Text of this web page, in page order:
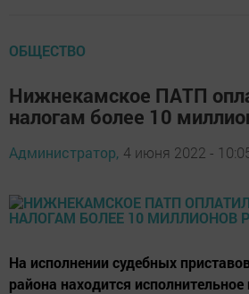
ОБЩЕСТВО
Нижнекамское ПАТП
налогам более 10
Администратор, 4 июня 2022 -
На исполнении судебных
района находится